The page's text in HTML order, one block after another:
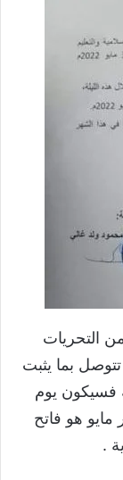
التحريات
بما يثبت
فسيكون يوم
هو فاتح